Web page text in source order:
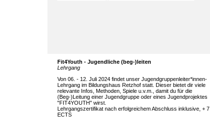
Fit4Youth - Jugendliche (beg-)leiten
Lehrgang
Von 06. - 12. Juli 2024 findet unser Jugendgruppenleiter*innen-
Lehrgang im Bildungshaus Retzhof statt. Dieser bietet dir viele
relevante Infos, Methoden, Spiele u.v.m., damit du für die
(Beg-)Leitung einer Jugendgruppe oder eines Jugendprojektes
"FIT4YOUTH" wirst.
Lehrgangszertifikat nach erfolgreichem Abschluss inklusive , + 7
ECTS